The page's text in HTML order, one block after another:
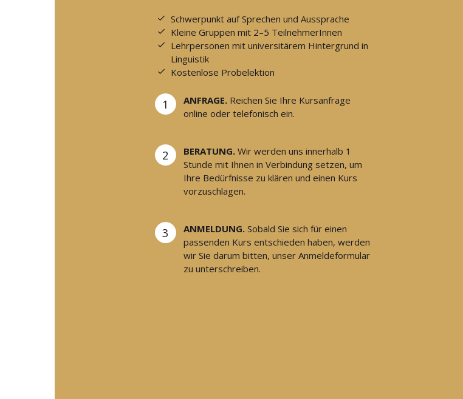
Schwerpunkt auf Sprechen und Aussprache
Kleine Gruppen mit 2–5 TeilnehmerInnen
Lehrpersonen mit universitärem Hintergrund in
Linguistik
Kostenlose Probelektion
1 ANFRAGE. Reichen Sie Ihre Kursanfrage
online oder telefonisch ein.
2 BERATUNG. Wir werden uns innerhalb 1
Stunde mit Ihnen in Verbindung setzen, um
Ihre Bedürfnisse zu klären und einen Kurs
vorzuschlagen.
3 ANMELDUNG. Sobald Sie sich für einen
passenden Kurs entschieden haben, werden
wir Sie darum bitten, unser Anmeldeformular
zu unterschreiben.